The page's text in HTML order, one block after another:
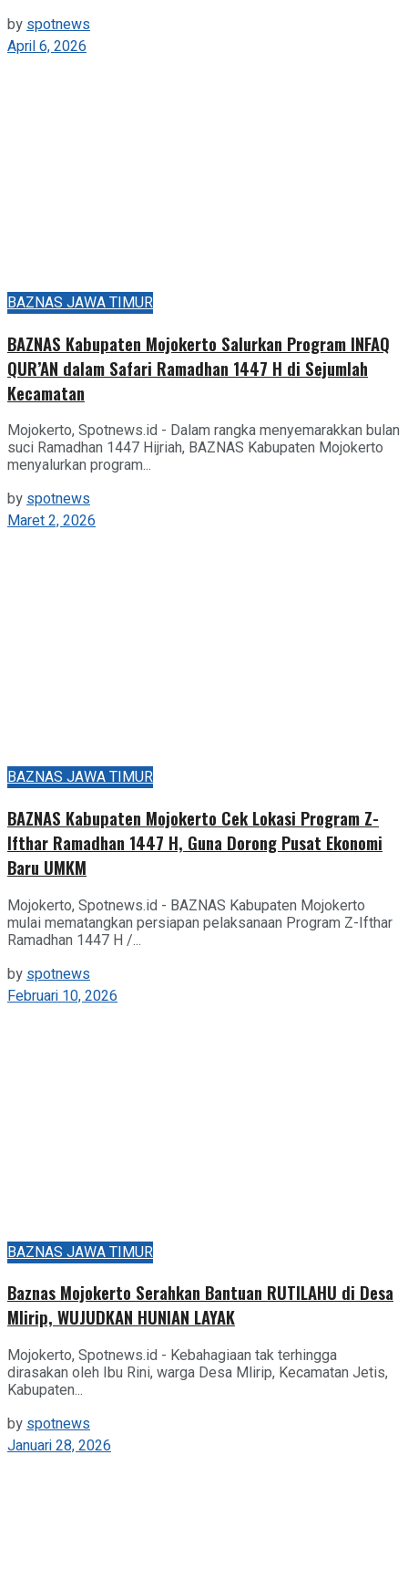
byspotnews
April 6, 2026
BAZNAS JAWA TIMUR
BAZNAS Kabupaten Mojokerto Salurkan Program INFAQ
QUR’AN dalam Safari Ramadhan 1447 H di Sejumlah
Kecamatan
Mojokerto, Spotnews.id - Dalam rangka menyemarakkan bulan
suci Ramadhan 1447 Hijriah, BAZNAS Kabupaten Mojokerto
menyalurkan program...
byspotnews
Maret 2, 2026
BAZNAS JAWA TIMUR
BAZNAS Kabupaten Mojokerto Cek Lokasi Program Z-
Ifthar Ramadhan 1447 H, Guna Dorong Pusat Ekonomi
Baru UMKM
Mojokerto, Spotnews.id - BAZNAS Kabupaten Mojokerto
mulai mematangkan persiapan pelaksanaan Program Z-Ifthar
Ramadhan 1447 H /...
by spotnews
Februari 10, 2026
BAZNAS JAWA TIMUR
Baznas Mojokerto Serahkan Bantuan RUTILAHU di Desa
Mlirip, WUJUDKAN HUNIAN LAYAK
Mojokerto, Spotnews.id - Kebahagiaan tak terhingga
dirasakan oleh Ibu Rini, warga Desa Mlirip, Kecamatan Jetis,
Kabupaten...
byspotnews
Januari 28, 2026